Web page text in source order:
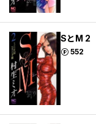
SとM 2
552
ポイント